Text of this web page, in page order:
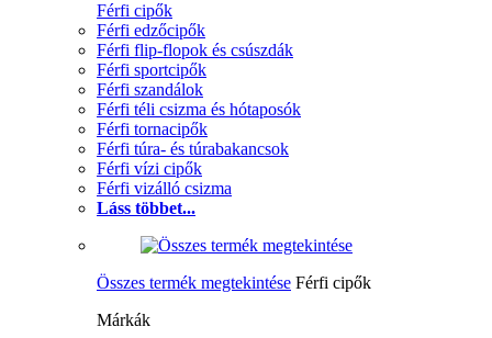
Férfi cipők
Férfi edzőcipők
Férfi flip-flopok és csúszdák
Férfi sportcipők
Férfi szandálok
Férfi téli csizma és hótaposók
Férfi tornacipők
Férfi túra- és túrabakancsok
Férfi vízi cipők
Férfi vizálló csizma
Láss többet...
Összes termék megtekintése Férfi cipők
Márkák